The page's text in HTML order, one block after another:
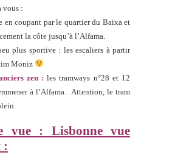
vous :
en coupant par le quartier du Baixa et
la côte jusqu’à l’Alfama.
plus sportive : les escaliers à partir
Moniz
zen : les tramways n°28 et 12
à l’Alfama. Attention, le tram
vue : Lisbonne vue
: